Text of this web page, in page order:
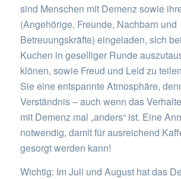
sind Menschen mit Demenz sowie
(Angehörige, Freunde, Nachbarn und
Betreuungskräfte) eingeladen, sich
Kuchen in geselliger Runde
klönen, sowie Freud und Leid zu
Sie eine entspannte Atmosphäre,
Verständnis – auch wenn das
mit Demenz mal „anders“ ist. Eine
notwendig, damit für ausreichend
gesorgt werden kann!
Wichtig: Im Juli und August hat das